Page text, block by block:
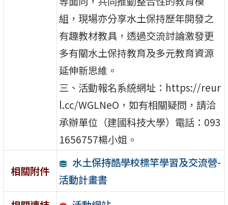
組，現場亦分享水土保持歷年開發之
有趣教材教具，透過交流討論激發更
多有關水土保持教育及多元教育資源
延伸新思維。
三、活動報名系統網址：https://reur
l.cc/WGLNeO，如有相關疑問，請洽
承辦單位（建國科技大學）電話：093
1656757楊小姐。
相關附件
水土保持酷學校標竿學習及交流營-
活動計畫書